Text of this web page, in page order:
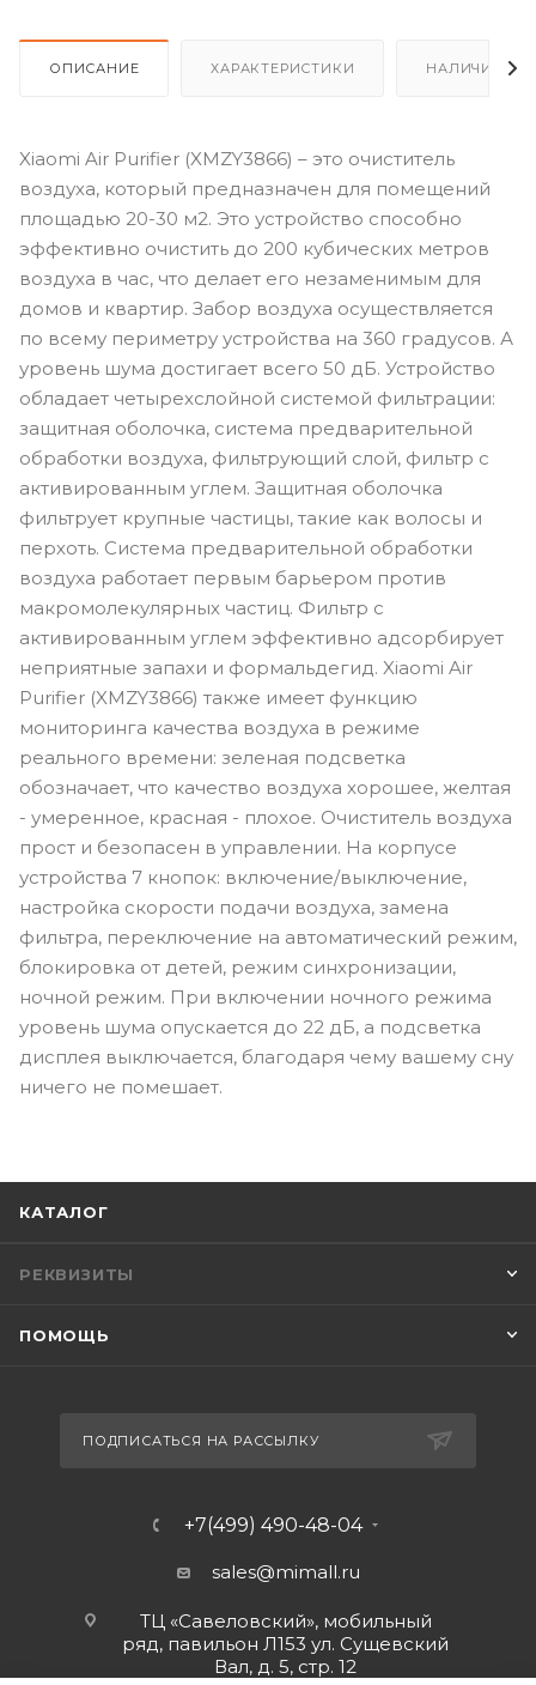
ОПИСАНИЕ ХАРАКТЕРИСТИКИ НАЛИЧИЕ
Xiaomi Air Purifier (XMZY3866) – это очиститель
воздуха, который предназначен для помещений
площадью 20-30 м2. Это устройство способно
эффективно очистить до 200 кубических метров
воздуха в час, что делает его незаменимым для
домов и квартир. Забор воздуха осуществляется
по всему периметру устройства на 360 градусов. А
уровень шума достигает всего 50 дБ. Устройство
обладает четырехслойной системой фильтрации:
защитная оболочка, система предварительной
обработки воздуха, фильтрующий слой, фильтр с
активированным углем. Защитная оболочка
фильтрует крупные частицы, такие как волосы и
перхоть. Система предварительной обработки
воздуха работает первым барьером против
макромолекулярных частиц. Фильтр с
активированным углем эффективно адсорбирует
неприятные запахи и формальдегид. Xiaomi Air
Purifier (XMZY3866) также имеет функцию
мониторинга качества воздуха в режиме
реального времени: зеленая подсветка
обозначает, что качество воздуха хорошее, желтая
- умеренное, красная - плохое. Очиститель воздуха
прост и безопасен в управлении. На корпусе
устройства 7 кнопок: включение/выключение,
настройка скорости подачи воздуха, замена
фильтра, переключение на автоматический режим,
блокировка от детей, режим синхронизации,
ночной режим. При включении ночного режима
уровень шума опускается до 22 дБ, а подсветка
дисплея выключается, благодаря чему вашему сну
ничего не помешает.
КАТАЛОГ
РЕКВИЗИТЫ
ПОМОЩЬ
ПОДПИСАТЬСЯ НА РАССЫЛКУ
+7(499) 490-48-04
sales@mimall.ru
ТЦ «Савеловский», мобильный
ряд, павильон Л153 ул. Сущевский
Вал, д. 5, стр. 12